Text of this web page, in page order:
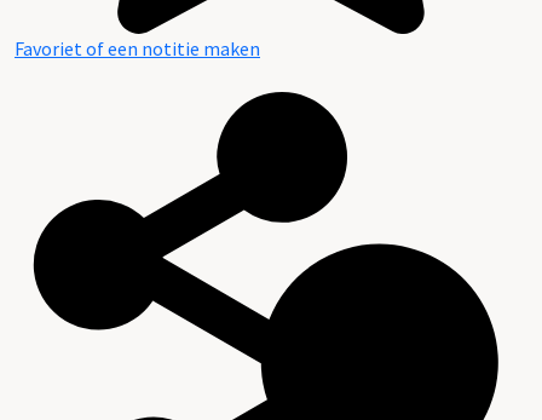
Favoriet of een notitie maken